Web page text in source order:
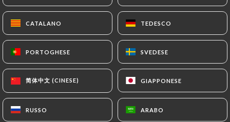
CATALANO TEDESCO
PORTOGHESE SVEDESE
简体中文 (CINESE) GIAPPONESE
RUSSO ARABO
CATALANO TEDESCO
PORTOGHESE SVEDESE
简体中文 (CINESE) GIAPPONESE
RUSSO ARABO